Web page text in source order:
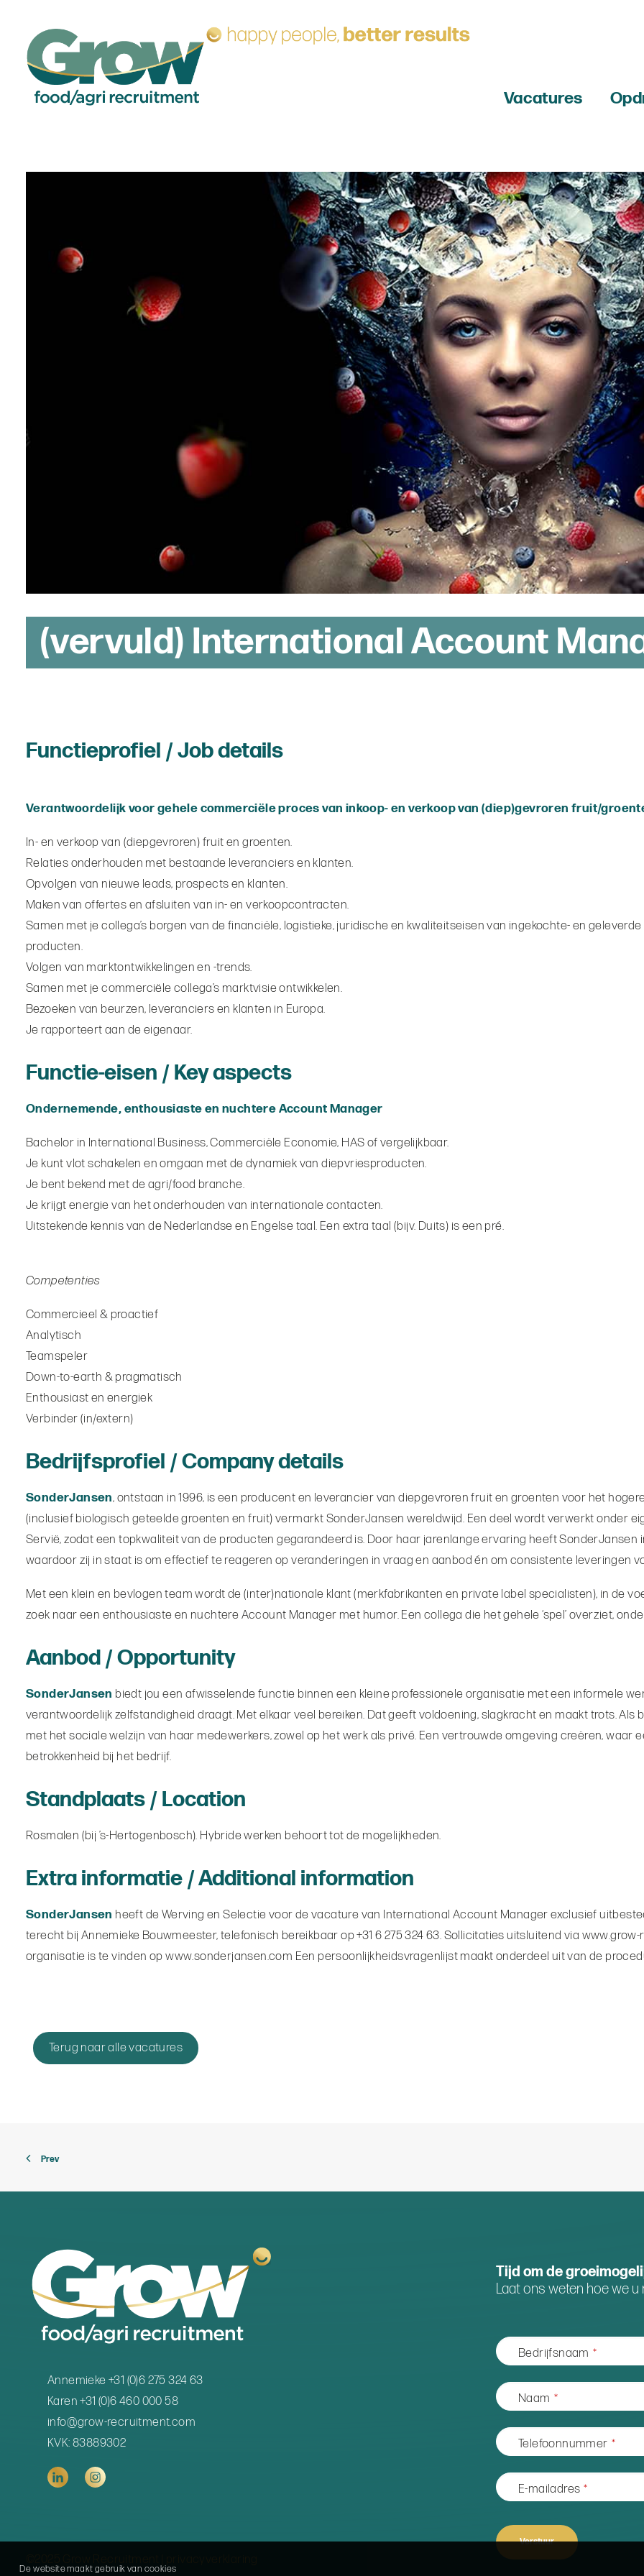
Vacatures
(vervuld) International Account
Functieprofiel / Job details
Verantwoordelijk voor gehele commerciële proces van inkoop- en verkoop van (diep)gevroren fruit/
In- en verkoop van (diepgevroren) fruit en groenten.
Relaties onderhouden met bestaande leveranciers en klanten.
Opvolgen van nieuwe leads, prospects en klanten.
Maken van offertes en afsluiten van in- en verkoopcontracten.
Samen met je collega’s borgen van de financiële, logistieke, juridische en kwaliteitseisen van ingekochte- en geleverde
producten.
Volgen van marktontwikkelingen en -trends.
Samen met je commerciële collega’s marktvisie ontwikkelen.
Bezoeken van beurzen, leveranciers en klanten in Europa.
Je rapporteert aan de eigenaar.
Functie-eisen / Key aspects
Ondernemende, enthousiaste en nuchtere Account Manager
Bachelor in International Business, Commerciële Economie, HAS of vergelijkbaar.
Je kunt vlot schakelen en omgaan met de dynamiek van diepvriesproducten.
Je bent bekend met de agri/food branche.
Je krijgt energie van het onderhouden van internationale contacten.
Uitstekende kennis van de Nederlandse en Engelse taal. Een extra taal (bijv. Duits) is een pré.
Competenties
Commercieel & proactief
Analytisch
Teamspeler
Down-to-earth & pragmatisch
Enthousiast en energiek
Verbinder (in/extern)
Bedrijfsprofiel / Company details
SonderJansen, ontstaan in 1996, is een producent en leverancier van diepgevroren fruit en groenten voor het
(inclusief biologisch geteelde groenten en fruit) vermarkt SonderJansen wereldwijd. Een deel wordt verwerkt onder
Servië, zodat een topkwaliteit van de producten gegarandeerd is. Door haar jarenlange ervaring heeft
waardoor zij in staat is om effectief te reageren op veranderingen in vraag en aanbod én om consistente leveringen
Met een klein en bevlogen team wordt de (inter)nationale klant (merkfabrikanten en private label specialisten), in de
zoek naar een enthousiaste en nuchtere Account Manager met humor. Een collega die het gehele ‘spel’ overziet,
Aanbod / Opportunity
SonderJansen biedt jou een afwisselende functie binnen een kleine professionele organisatie met een informele
verantwoordelijk zelfstandigheid draagt. Met elkaar veel bereiken. Dat geeft voldoening, slagkracht en maakt trots.
met het sociale welzijn van haar medewerkers, zowel op het werk als privé. Een vertrouwde omgeving creëren, waar
betrokkenheid bij het bedrijf.
Standplaats / Location
Rosmalen (bij ’s-Hertogenbosch). Hybride werken behoort tot de mogelijkheden.
Extra informatie / Additional information
SonderJansen heeft de Werving en Selectie voor de vacature van International Account Manager exclusief
terecht bij Annemieke Bouwmeester, telefonisch bereikbaar op +31 6 275 324 63. Sollicitaties uitsluitend via
organisatie is te vinden op www.sonderjansen.com Een persoonlijkheidsvragenlijst maakt onderdeel uit van de
Terug naar alle vacatures
Prev
Annemieke +31 (0)6 275 324 63
Karen +31 (0)6 460 000 58
info@grow-recruitment.com
KVK: 83889302
Tijd om de
Laat ons weten hoe we
Bedrijfsnaam *
Naam *
Telefoonnummer *
Website
URL *
E-mailadres *
Verstuur
De website maakt gebruik van cookies